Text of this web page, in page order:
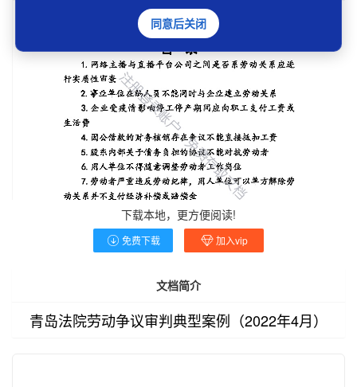
下载本地，更方便阅读!
免费下载 加入vip
文档简介
青岛法院劳动争议审判典型案例（2022年4月）
同意后关闭